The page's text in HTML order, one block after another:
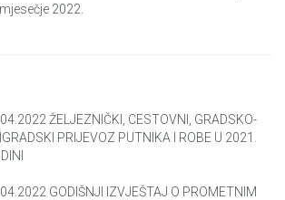
2022.
ŽELJEZNIČKI, CESTOVNI, GRADSKO-
PRIJEVOZ PUTNIKA I ROBE U 2021.
GODIŠNJI IZVJEŠTAJ O PROMETNIM